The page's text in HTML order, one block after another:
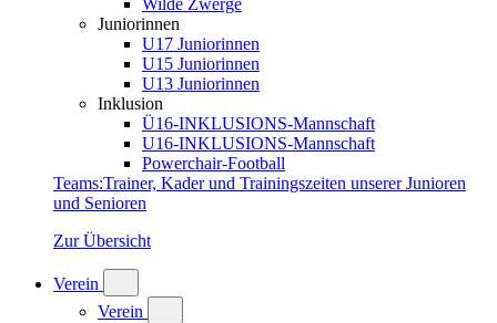
Wilde Zwerge
Juniorinnen
U17 Juniorinnen
U15 Juniorinnen
U13 Juniorinnen
Inklusion
Ü16-INKLUSIONS-Mannschaft
U16-INKLUSIONS-Mannschaft
Powerchair-Football
Teams:Trainer, Kader und Trainingszeiten unserer Junioren
und Senioren
Zur Übersicht
Verein
Verein